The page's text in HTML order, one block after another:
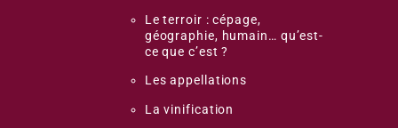
Le terroir : cépage,
géographie, humain… qu’est-
ce que c’est ?
Les appellations
La vinification